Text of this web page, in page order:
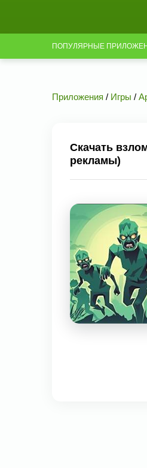
ПОПУЛЯРНЫЕ
Приложения / Игры /
Скачать
рекламы)